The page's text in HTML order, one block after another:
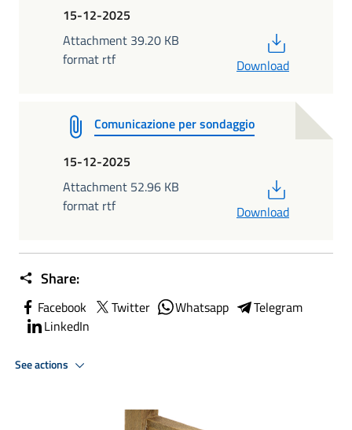
15-12-2025
Attachment 39.20 KB
format rtf
Download
Comunicazione per sondaggio
15-12-2025
Attachment 52.96 KB
format rtf
Download
Share:
Facebook Twitter Whatsapp
Telegram
LinkedIn
See actions